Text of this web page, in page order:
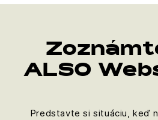
ALSO
Predstavte si situáciu, keď